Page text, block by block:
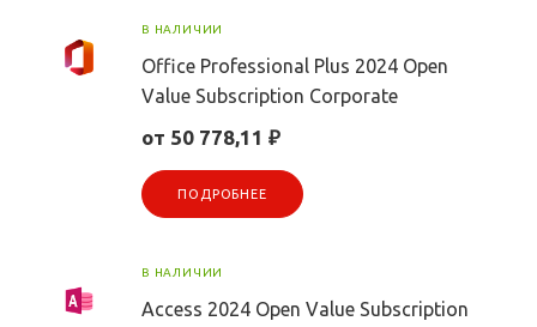
В НАЛИЧИИ
Office Professional Plus 2024 Open
Value Subscription Corporate
от 50 778,11 ₽
ПОДРОБНЕЕ
В НАЛИЧИИ
Access 2024 Open Value Subscription